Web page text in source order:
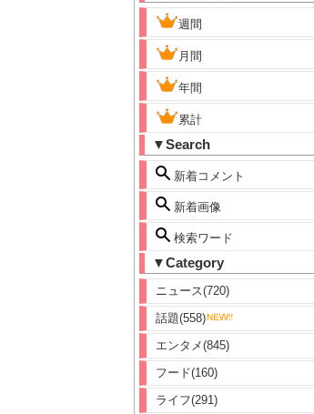
週間
月間
年間
累計
▼Search
新着コメント
新着画像
検索ワード
▼Category
ニュース(720)
話題(558)
エンタメ(845)
フード(160)
ライフ(291)